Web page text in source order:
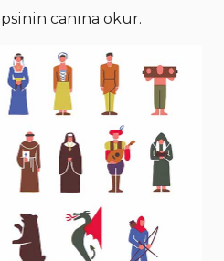
canına okur.